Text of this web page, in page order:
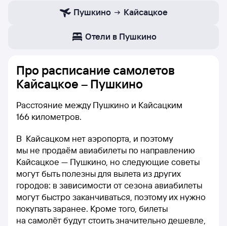
Пушкино Кайсацкое
Отели в Пушкино
Про расписание самолетов
Кайсацкое – Пушкино
Расстояние между Пушкино и Кайсацким
166 километров.
В Кайсацком нет аэропорта, и поэтому
мы не продаём авиабилеты по направлению
Кайсацкое — Пушкино, но следующие советы
могут быть полезны для вылета из других
городов: в зависимости от сезона авиабилеты
могут быстро заканчиваться, поэтому их нужно
покупать заранее. Кроме того, билеты
на самолёт будут стоить значительно дешевле,